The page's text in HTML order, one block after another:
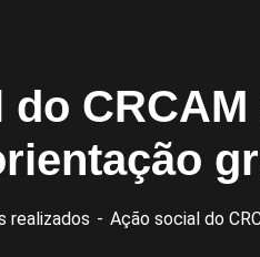
realizados Ação social do